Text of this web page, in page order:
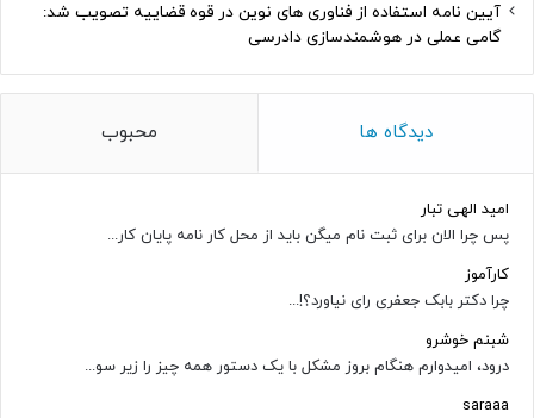
آیین نامه استفاده از فناوری های نوین در قوه قضاییه تصویب شد:
گامی عملی در هوشمندسازی دادرسی
دیدگاه ها محبوب
امید الهی تبار
پس چرا الان برای ثبت نام میگن باید از محل کار نامه پایان کار...
کارآموز
چرا دکتر بابک جعفری رای نیاورد؟!...
شبنم خوشرو
درود، امیدوارم هنگام بروز مشکل با یک دستور همه چیز را زیر سو...
saraaa